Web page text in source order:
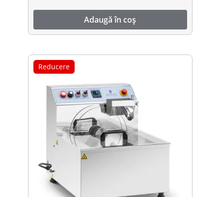
Adaugă în coș
Reducere